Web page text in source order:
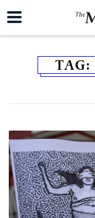
TAG: